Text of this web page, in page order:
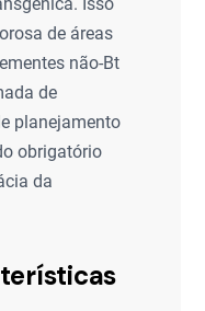
de áreas
não-Bt
de
planejamento
obrigatório
da